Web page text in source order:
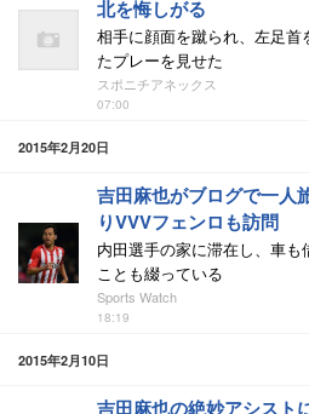
北を悔しがる
相手に顔面を蹴られ、左足
たプレーを見せた
スポニチアネックス
07:00
2015年2月20日
吉田麻也がブログで一人
りVVVフェンロも訪問
内田選手の家に滞在し、車
ことも綴っている
Sports Watch
18:19
2015年2月10日
吉田麻也の絶妙アシスト